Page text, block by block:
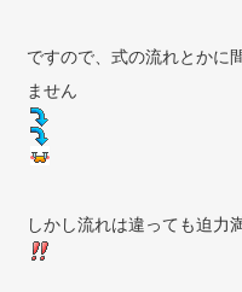
ですので、式の流れとかに
ません
しかし流れは違っても迫力